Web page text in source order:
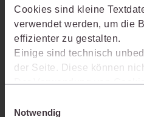
Cookies sind kleine
verwendet werden, um die
effizienter zu gestalten.
Einige sind technisch
der Seite. Diese können
Der Verwendung von
Produkte zu optimieren,
Notwendig